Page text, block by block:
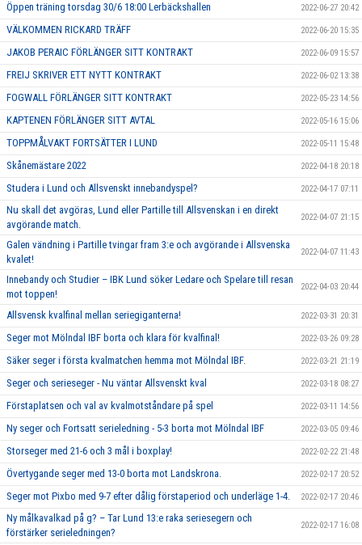
Öppen träning torsdag 30/6 18:00 Lerbäckshallen 2022-06-27 20:42
VÄLKOMMEN RICKARD TRÄFF 2022-06-20 15:35
JAKOB PERAIC FÖRLÄNGER SITT KONTRAKT 2022-06-09 15:57
FREIJ SKRIVER ETT NYTT KONTRAKT 2022-06-02 13:38
FOGWALL FÖRLÄNGER SITT KONTRAKT 2022-05-23 14:56
KAPTENEN FÖRLÄNGER SITT AVTAL 2022-05-16 15:06
TOPPMÅLVAKT FORTSÄTTER I LUND 2022-05-11 15:48
Skånemästare 2022 2022-04-18 20:18
Studera i Lund och Allsvenskt innebandyspel? 2022-04-17 07:11
Nu skall det avgöras, Lund eller Partille till Allsvenskan i en direkt
avgörande match.
2022-04-07 21:15
Galen vändning i Partille tvingar fram 3:e och avgörande i Allsvenska
kvalet!
2022-04-07 11:43
Innebandy och Studier – IBK Lund söker Ledare och Spelare till resan
mot toppen!
2022-04-03 20:44
Allsvensk kvalfinal mellan seriegiganterna! 2022-03-31 20:31
Seger mot Mölndal IBF borta och klara för kvalfinal! 2022-03-26 09:28
Säker seger i första kvalmatchen hemma mot Mölndal IBF. 2022-03-21 21:19
Seger och serieseger - Nu väntar Allsvenskt kval 2022-03-18 08:27
Förstaplatsen och val av kvalmotståndare på spel 2022-03-11 14:56
Ny seger och Fortsatt serieledning - 5-3 borta mot Mölndal IBF 2022-03-05 09:46
Storseger med 21-6 och 3 mål i boxplay! 2022-02-22 21:48
Övertygande seger med 13-0 borta mot Landskrona. 2022-02-17 20:52
Seger mot Pixbo med 9-7 efter dålig förstaperiod och underläge 1-4. 2022-02-17 20:46
Ny målkavalkad på g? – Tar Lund 13:e raka seriesegern och
förstärker serieledningen?
2022-02-17 16:08